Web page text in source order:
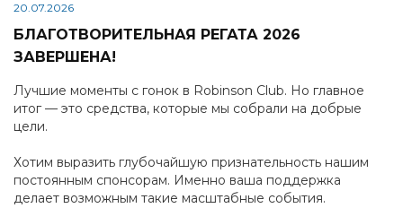
20.07.2026
БЛАГОТВОРИТЕЛЬНАЯ РЕГАТА 2026
ЗАВЕРШЕНА!
Лучшие моменты с гонок в Robinson Club. Но главное
итог — это средства, которые мы собрали на добрые
цели.
Хотим выразить глубочайшую признательность нашим
постоянным спонсорам. Именно ваша поддержка
делает возможным такие масштабные события.